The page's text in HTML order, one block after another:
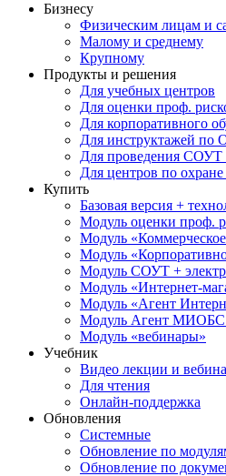
Бизнесу
Физическим лицам и
Малому и среднему
Крупному
Продукты и решения
Для учебных центров
Для оценки проф.
Для корпоративного
Для инструктажей по
Для проведения СОУТ
Для центров по охране
Купить
Базовая версия +
Модуль оценки проф.
Модуль
Модуль
Модуль СОУТ +
Модуль «Интернет-
Модуль «Агент
Модуль Агент МИОБС
Модуль «вебинары»
Учебник
Видео лекции и
Для чтения
Онлайн-поддержка
Обновления
Системные
Обновление по
Обновление по